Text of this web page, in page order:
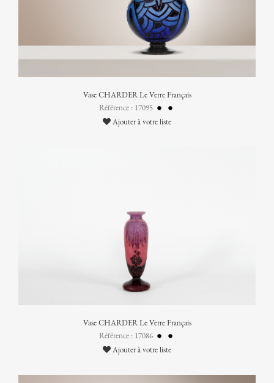
Vase CHARDER Le Verre Français
Référence : 17095
Ajouter à votre liste
Vase CHARDER Le Verre Français
Référence : 17086
Ajouter à votre liste